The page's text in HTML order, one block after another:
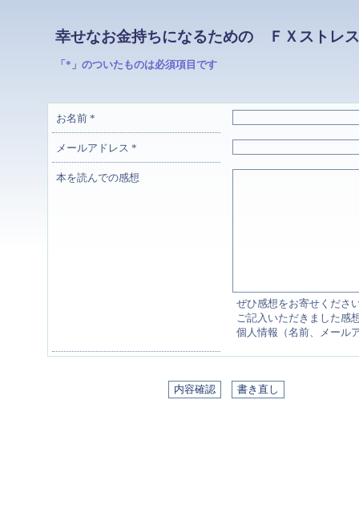
幸せなお金持ちになるための ＦＸストレ
「*」のついたものは必須項目です
お名前 *
メールアドレス *
本を読んでの感想
ぜひ感想をお寄せくださ
ご記入いただきました感
個人情報（名前、メール